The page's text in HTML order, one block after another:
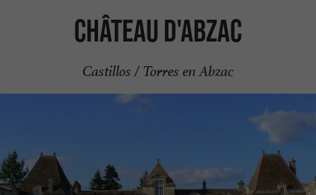
Château d'Abzac
Castillos / Torres en Abzac